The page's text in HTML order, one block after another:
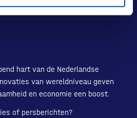
hart van de Nederlandse
van wereldniveau geven
en economie een boost.
of persberichten?